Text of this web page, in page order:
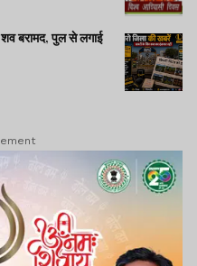
बरामद, पुल से लगाई